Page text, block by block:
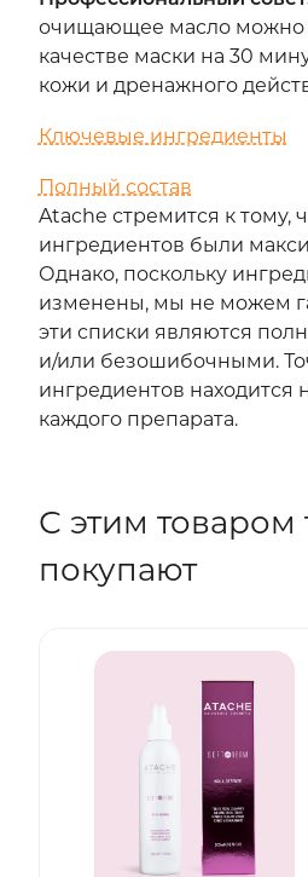
очищающее масло можно
качестве маски на 30
кожи и дренажного
Ключевые ингредиенты
Полный состав
Atache стремится к тому,
ингредиентов были
Однако, поскольку
изменены, мы не можем
эти списки являются
и/или безошибочными.
ингредиентов находится
каждого препарата.
С этим товаром
покупают